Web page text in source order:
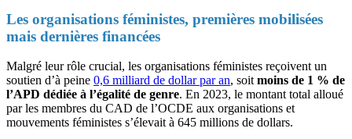
Les organisations féministes, premières mobilisées
mais dernières financées
Malgré leur rôle crucial, les organisations féministes reçoivent un
soutien d’à peine 0,6 milliard de dollar par an, soitmoins de 1 % de
l’APD dédiée à l’égalité de genre. En 2023, le montant total alloué
par les membres du CAD de l’OCDE aux organisations et
mouvements féministes s’élevait à 645 millions de dollars.